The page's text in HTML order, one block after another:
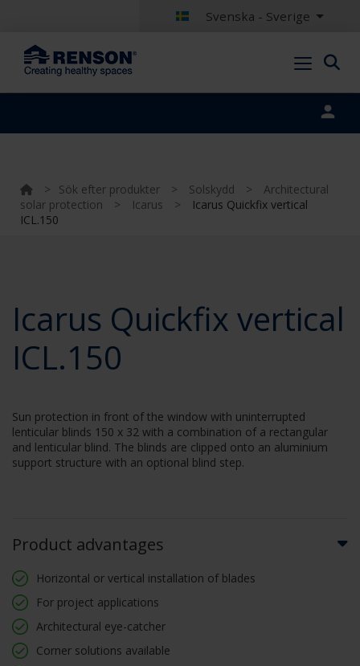
Svenska - Sverige
> Sök efter produkter > Solskydd >
Architectural
solar protection
> Icarus >
Icarus Quickfix vertical
ICL.150
Icarus Quickfix vertical
ICL.150
Sun protection in front of the window with uninterrupted
lenticular blinds 150 x 32 with a combination of a rectangular
and lenticular blind. The blinds are clipped onto an aluminium
support structure with an optional blind step.
Product advantages
Horizontal or vertical installation of blades
For project applications
Architectural eye-catcher
Corner solutions available